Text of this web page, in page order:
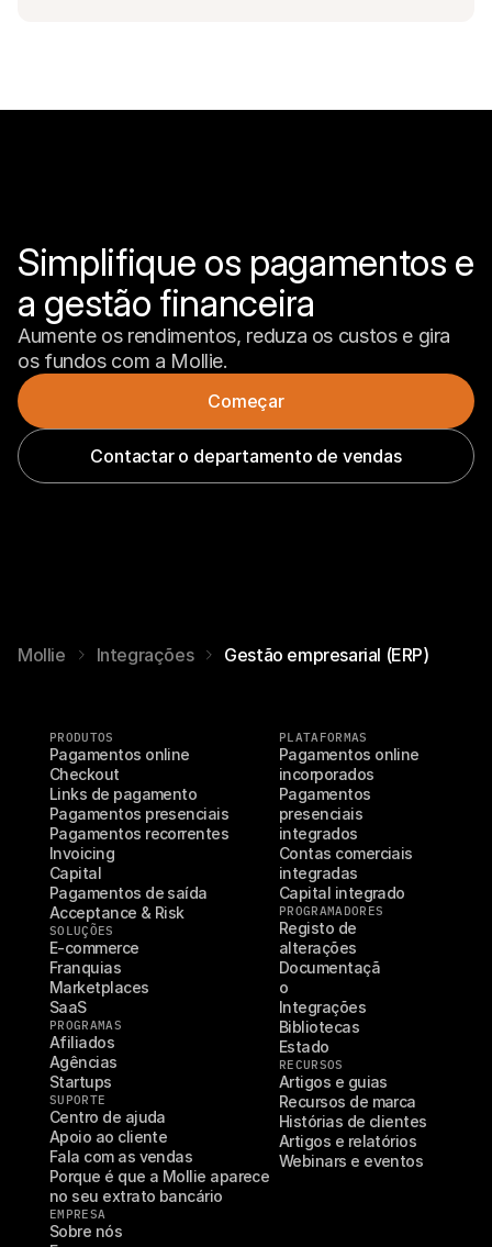
Simplifique os pagamentos e
a gestão financeira
Aumente os rendimentos, reduza os custos e gira
os fundos com a Mollie.
Começar
Contactar o departamento de vendas
Mollie Integrações Gestão empresarial (ERP)
PRODUTOS
Pagamentos online
Checkout
Links de pagamento
Pagamentos presenciais
Pagamentos recorrentes
Invoicing
Capital
Pagamentos de saída
Acceptance & Risk
SOLUÇÕES
E-commerce
Franquias
Marketplaces
SaaS
PROGRAMAS
Afiliados
Agências
Startups
SUPORTE
Centro de ajuda
Apoio ao cliente
Fala com as vendas
Porque é que a Mollie aparece
no seu extrato bancário
EMPRESA
Sobre nós
PLATAFORMAS
Pagamentos online
incorporados
Pagamentos
presenciais
integrados
Contas comerciais
integradas
Capital integrado
PROGRAMADORES
Registo de
alterações
Documentaçã
o
Integrações
Bibliotecas
Estado
RECURSOS
Artigos e guias
Recursos de marca
Histórias de clientes
Artigos e relatórios
Webinars e eventos